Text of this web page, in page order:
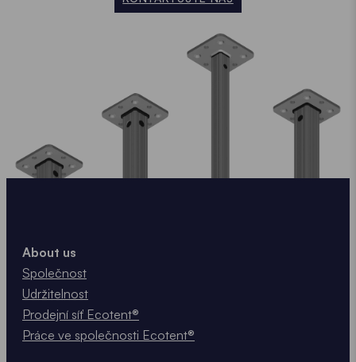
About us
Společnost
Udržitelnost
Prodejní síť Ecotent®
Práce ve společnosti Ecotent®